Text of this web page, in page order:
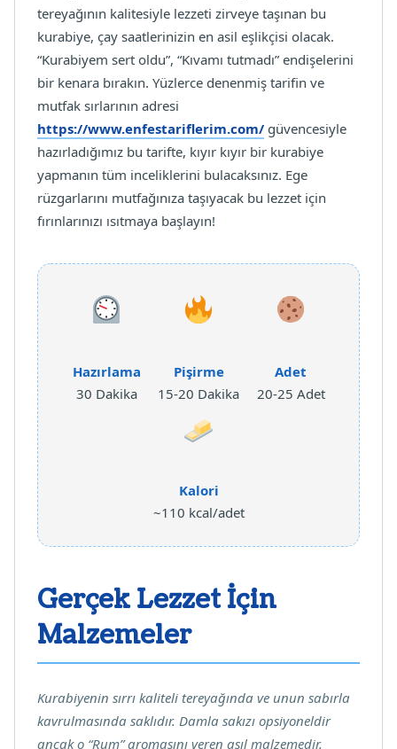
tereyağının kalitesiyle lezzeti zirveye taşınan bu
kurabiye, çay saatlerinizin en asil eşlikçisi olacak.
“Kurabiyem sert oldu”, “Kıvamı tutmadı” endişelerini
bir kenara bırakın. Yüzlerce denenmiş tarifin ve
mutfak sırlarının adresi
https://www.enfestariflerim.com/ güvencesiyle
hazırladığımız bu tarifte, kıyır kıyır bir kurabiye
yapmanın tüm inceliklerini bulacaksınız. Ege
rüzgarlarını mutfağınıza taşıyacak bu lezzet için
fırınlarınızı ısıtmaya başlayın!
Hazırlama
30 Dakika
Pişirme
15-20 Dakika
Adet
20-25 Adet
Kalori
~110 kcal/adet
Gerçek Lezzet İçin
Malzemeler
Kurabiyenin sırrı kaliteli tereyağında ve unun sabırla
kavrulmasında saklıdır. Damla sakızı opsiyoneldir
ancak o “Rum” aromasını veren asıl malzemedir.